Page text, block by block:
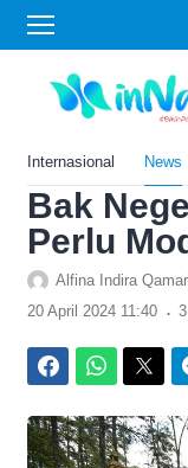
Internasional News
Home›News
Suasana
Bak
Perlu
Alfina Indira
20 April 2024 11:40 .